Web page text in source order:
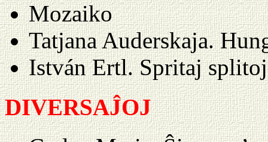
Mozaiko
Tatjana Auderskaja.
István Ertl. Spritaj
DIVERSAĴOJ